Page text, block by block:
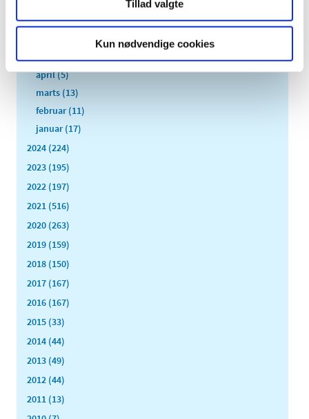
Tillad valgte
Kun nødvendige cookies
juli (11)
maj (11)
april (5)
marts (13)
februar (11)
januar (17)
2024 (224)
2023 (195)
2022 (197)
2021 (516)
2020 (263)
2019 (159)
2018 (150)
2017 (167)
2016 (167)
2015 (33)
2014 (44)
2013 (49)
2012 (44)
2011 (13)